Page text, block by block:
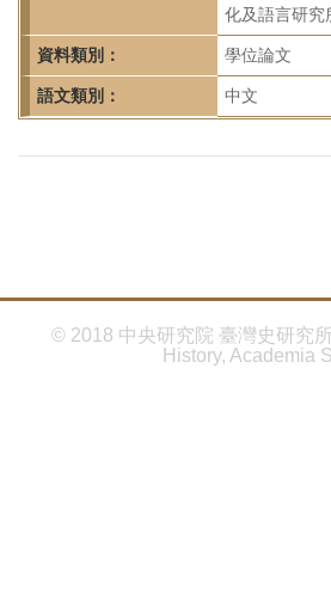
首
頁
化及語言研究
資料類別： 學位論文
語文類別： 中文
© 2018 中央研究院 臺灣史研究
History, Academia